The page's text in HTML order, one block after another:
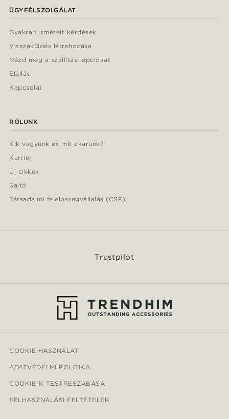
ÜGYFÉLSZOLGÁLAT
Gyakran ismételt kérdések
Visszaküldés létrehozása
Nézd meg a szállítási opciókat
Elállás
Kapcsolat
RÓLUNK
Kik vagyunk és mit akarunk?
Karrier
Új cikkek
Sajtó
Társadalmi felelősségvállalás (CSR)
Trustpilot
COOKIE HASZNÁLAT
ADATVÉDELMI POLITIKA
COOKIE-K TESTRESZABÁSA
FELHASZNÁLÁSI FELTÉTELEK